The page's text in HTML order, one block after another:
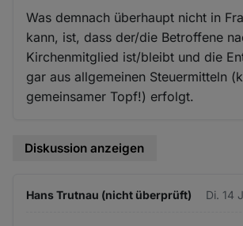
Was demnach überhaupt nicht in
kann, ist, dass der/die Betroffene
Kirchenmitglied ist/bleibt und die
gar aus allgemeinen Steuermitteln
gemeinsamer Topf!) erfolgt.
Diskussion anzeigen
Hans Trutnau (nicht überprüft) Di. 14